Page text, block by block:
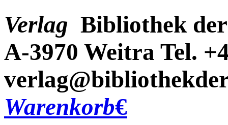
Verlag Bibliothek
A-3970 Weitra Tel.
Warenkorb€